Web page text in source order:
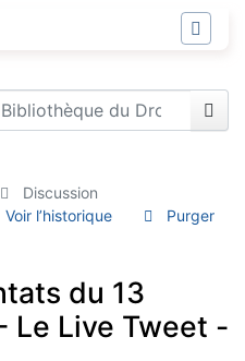
Discussion
Voir l’historique Purger
du 13
Le Live Tweet -